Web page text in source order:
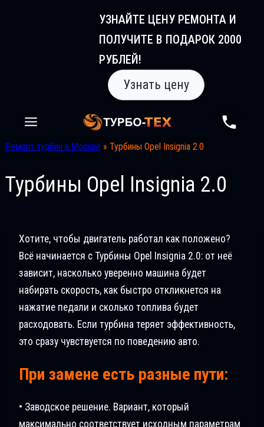
УЗНАЙТЕ ЦЕНУ РЕМОНТА И
ПОЛУЧИТЕ В ПОДАРОК 2000
РУБЛЕЙ!
Узнать цену
Ремонт турбин в Москве » Турбины Opel Insignia 2.0
Турбины Opel Insignia 2.0
Хотите, чтобы двигатель работал как положено?
Всё начинается с Турбины Opel Insignia 2.0: от неё
зависит, насколько уверенно машина будет
набирать скорость, как быстро откликнется на
нажатие педали и сколько топлива будет
расходовать. Если турбина теряет эффективность,
это сразу чувствуется по поведению авто.
При замене есть разные пути:
• Заводское решение. Вариант, который
максимально соответствует исходным параметрам